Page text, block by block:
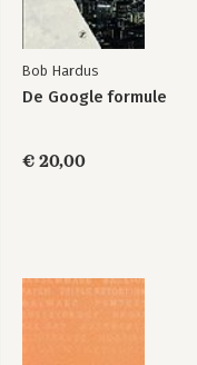
Bob Hardus
De Google formule
€ 20,00